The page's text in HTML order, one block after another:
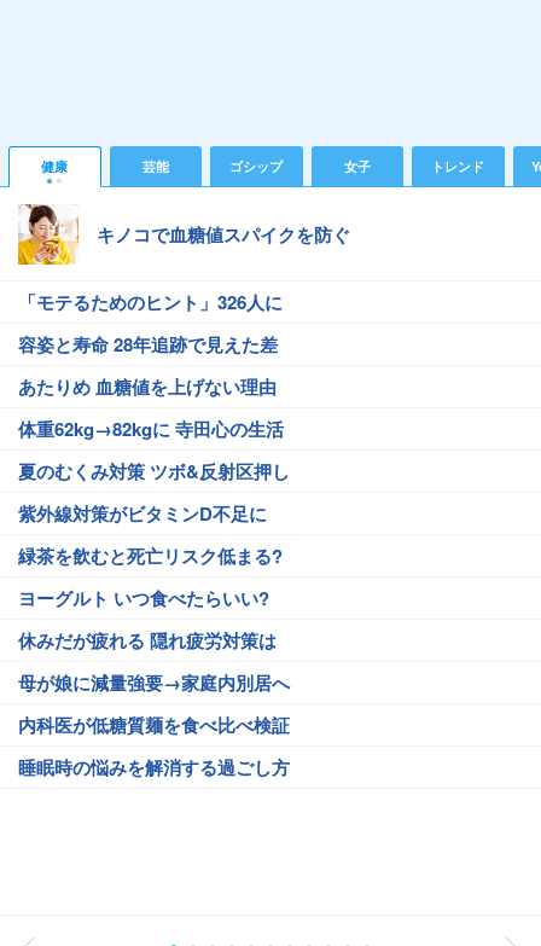
健康 芸能 ゴシップ 女子 トレンド
キノコで血糖値スパイクを防ぐ
「モテるためのヒント」326人に
容姿と寿命 28年追跡で見えた差
あたりめ 血糖値を上げない理由
体重62kg→82kgに 寺田心の生活
夏のむくみ対策 ツボ&反射区押し
紫外線対策がビタミンD不足に
緑茶を飲むと死亡リスク低まる?
ヨーグルト いつ食べたらいい?
休みだが疲れる 隠れ疲労対策は
母が娘に減量強要→家庭内別居へ
内科医が低糖質麺を食べ比べ検証
睡眠時の悩みを解消する過ごし方